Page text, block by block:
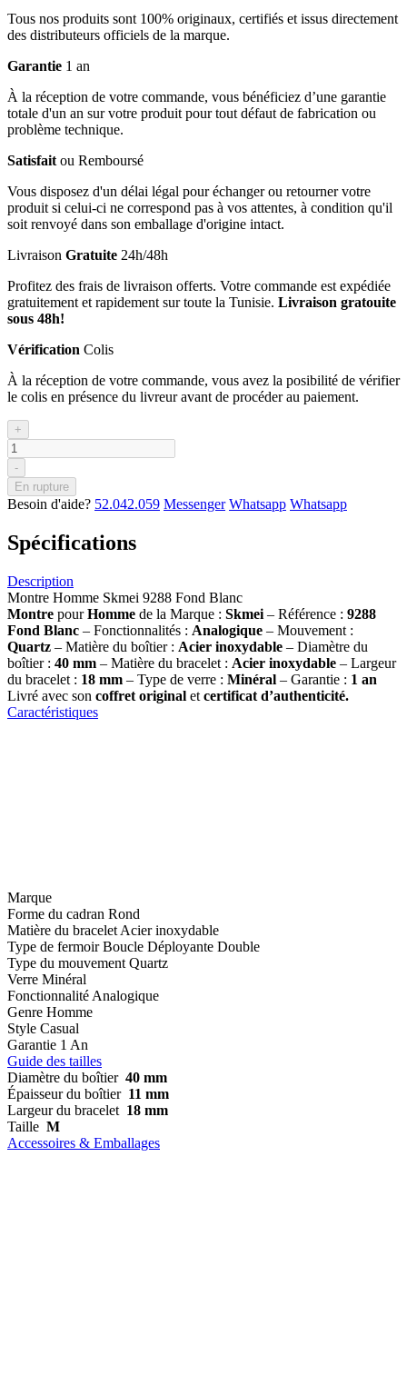
Tous nos produits sont 100% originaux, certifiés et issus directement
des distributeurs officiels de la marque.
Garantie 1 an
À la réception de votre commande, vous bénéficiez d’une garantie
totale d'un an sur votre produit pour tout défaut de fabrication ou
problème technique.
Satisfait ou Remboursé
Vous disposez d'un délai légal pour échanger ou retourner votre
produit si celui-ci ne correspond pas à vos attentes, à condition qu'il
soit renvoyé dans son emballage d'origine intact.
Livraison Gratuite 24h/48h
Profitez des frais de livraison offerts. Votre commande est expédiée
gratuitement et rapidement sur toute la Tunisie. Livraison gratouite
sous 48h!
Vérification Colis
À la réception de votre commande, vous avez la posibilité de vérifier
le colis en présence du livreur avant de procéder au paiement.
+
-
En rupture
Besoin d'aide? 52.042.059 Messenger Whatsapp Whatsapp
Spécifications
Description
Montre Homme Skmei 9288 Fond Blanc
Montre pourHomme de la Marque : Skmei – Référence : 9288
Fond Blanc – Fonctionnalités : Analogique – Mouvement :
Quartz – Matière du boîtier : Acier inoxydable – Diamètre du
boîtier : 40 mm – Matière du bracelet : Acier inoxydable – Largeur
du bracelet : 18 mm – Type de verre : Minéral – Garantie : 1 an
Livré avec son coffret original et certificat d’authenticité.
Caractéristiques
Marque
Forme du cadran Rond
Matière du bracelet Acier inoxydable
Type de fermoir Boucle Déployante Double
Type du mouvement Quartz
Verre Minéral
Fonctionnalité Analogique
Genre Homme
Style Casual
Garantie 1 An
Guide des tailles
Diamètre du boîtier 40 mm
Épaisseur du boîtier 11 mm
Largeur du bracelet 18 mm
Taille M
Accessoires & Emballages